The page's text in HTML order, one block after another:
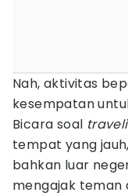
Nah, aktivitas
kesempatan
Bicara soal
tempat yang
bahkan luar
mengajak teman